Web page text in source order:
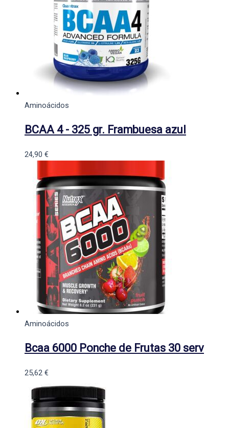
Aminoácidos
BCAA 4 - 325 gr. Frambuesa azul
24,90 €
Aminoácidos
Bcaa 6000 Ponche de Frutas 30 serv
25,62 €